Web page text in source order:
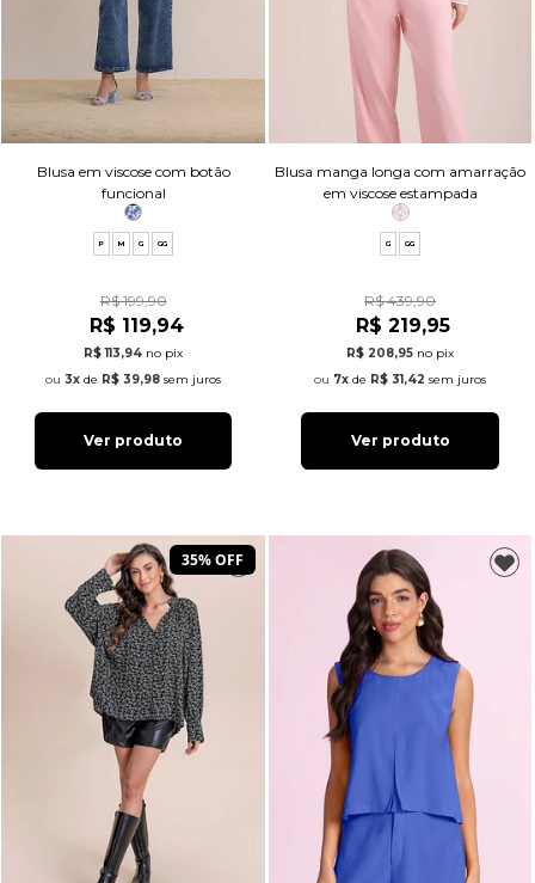
Blusa em viscose com botão
funcional
P M G GG
R$ 199,90
R$ 119,94
R$ 113,94 no pix
3x de R$ 39,98 sem juros
Ver produto
Blusa manga longa com amarração
em viscose estampada
G GG
R$ 439,90
R$ 219,95
R$ 208,95 no pix
7x de R$ 31,42 sem juros
Ver produto
35% OFF